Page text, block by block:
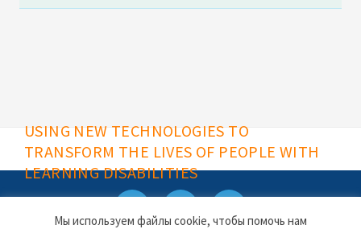
USING NEW TECHNOLOGIES TO
TRANSFORM THE LIVES OF PEOPLE WITH
LEARNING DISABILITIES
Мы используем файлы cookie, чтобы помочь нам